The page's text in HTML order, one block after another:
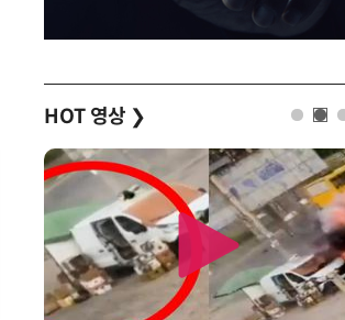
HOT 영상 ❯